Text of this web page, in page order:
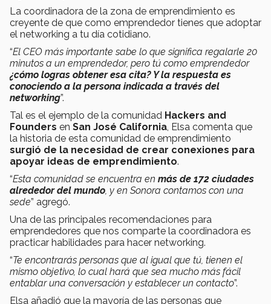
La coordinadora de la zona de emprendimiento es
creyente de que como emprendedor tienes que adoptar
el networking a tu día cotidiano.
“El CEO más importante sabe lo que significa regalarle 20
minutos a un emprendedor, pero tú como emprendedor
¿cómo logras obtener esa cita? Y la respuesta es
conociendo a la persona indicada a través del
networking”.
Tal es el ejemplo de la comunidad Hackers and
Founders en San José California , Elsa comenta que
la historia de esta comunidad de emprendimiento
surgió de la necesidad de crear conexiones para
apoyar ideas de emprendimiento.
“Esta comunidad se encuentra en más de 172 ciudades
alrededor del mundo , y en Sonora contamos con una
sede” agregó.
Una de las principales recomendaciones para
emprendedores que nos comparte la coordinadora es
practicar habilidades para hacer networking.
“Te encontrarás personas que al igual que tú, tienen el
mismo objetivo, lo cual hará que sea mucho más fácil
entablar una conversación y establecer un contacto”.
Elsa añadió que la mayoría de las personas que